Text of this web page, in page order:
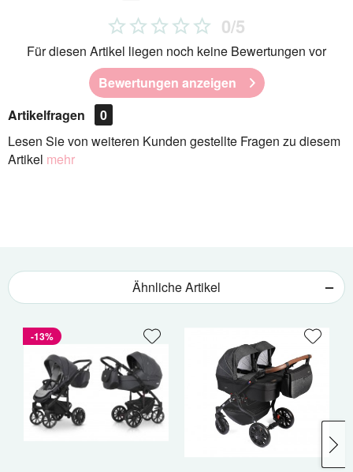
0/5
Für diesen Artikel liegen noch keine Bewertungen vor
Bewertungen anzeigen
Artikelfragen
0
Lesen Sie von weiteren Kunden gestellte Fragen zu diesem
Artikel mehr
Ähnliche Artikel
-13%